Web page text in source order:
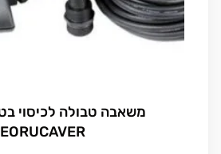
EORUCAVER